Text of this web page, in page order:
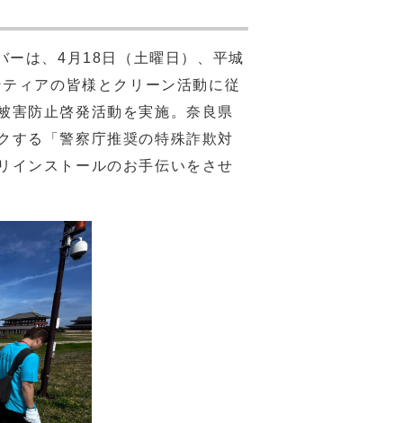
は、4月18日（土曜日）、平城
ィアの皆様とクリーン活動に従
害防止啓発活動を実施。奈良県
する「警察庁推奨の特殊詐欺対
インストールのお手伝いをさせ